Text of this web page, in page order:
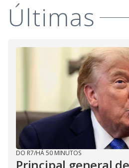
Últimas
DO R7/HÁ 50 MINUTOS